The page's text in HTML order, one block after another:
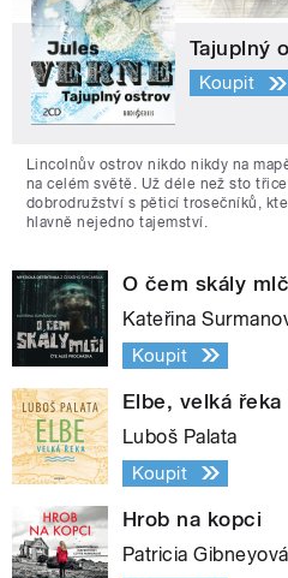
Tajuplný
Koupit
Lincolnův ostrov nikdo nikdy na
na celém světě. Už déle než sto
dobrodružství s pěticí trosečníků,
hlavně nejedno tajemství.
O čem skály
Kateřina
Koupit
Elbe, velká řeka
Luboš Palata
Koupit
Hrob na kopci
Patricia Gibneyová